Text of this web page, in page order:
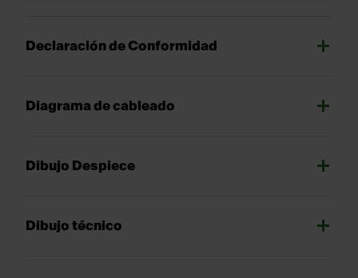
Declaración de Conformidad
Diagrama de cableado
Dibujo Despiece
Dibujo técnico